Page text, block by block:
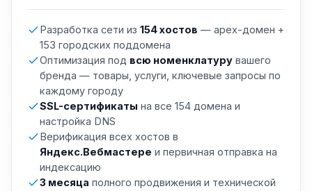
Разработка сети из 154 хостов — apex-домен +
153 городских поддомена
Оптимизация под всю номенклатуру вашего
бренда — товары, услуги, ключевые запросы по
каждому городу
SSL-сертификаты на все 154 домена и
настройка DNS
Верификация всех хостов в
Яндекс.Вебмастере и первичная отправка на
индексацию
3 месяца полного продвижения и технической